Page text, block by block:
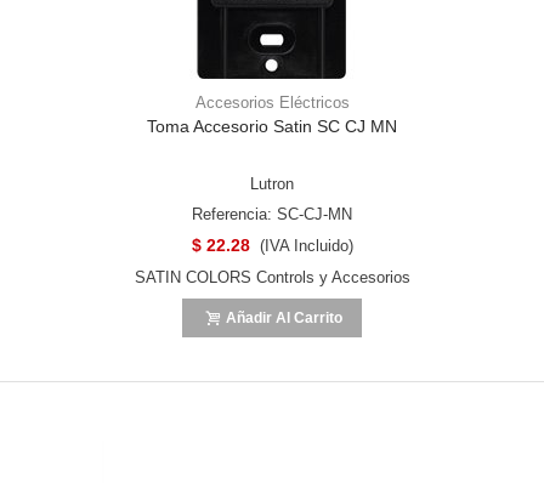
Accesorios Eléctricos
Toma Accesorio Satin SC CJ MN
Lutron
Referencia: SC-CJ-MN
$ 22.28 (IVA Incluido)
SATIN COLORS Controls y Accesorios
Añadir Al Carrito